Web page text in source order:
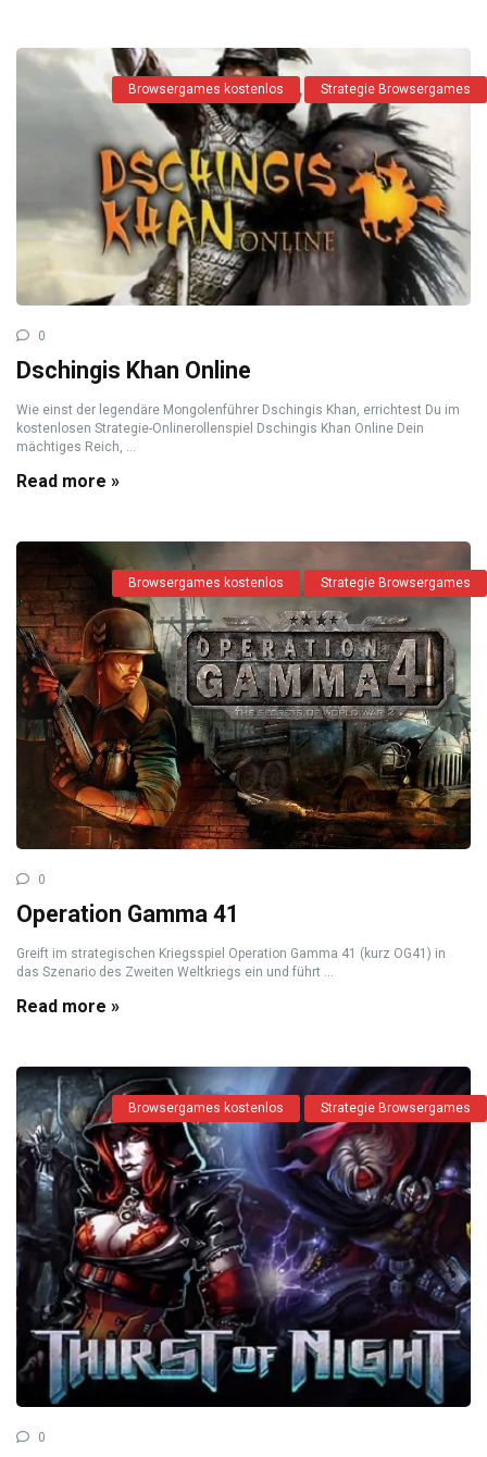
Browsergames kostenlos Strategie Browsergames
0
Dschingis Khan Online
Wie einst der legendäre Mongolenführer Dschingis Khan, errichtest Du im
kostenlosen Strategie-Onlinerollenspiel Dschingis Khan Online Dein
mächtiges Reich, ...
Read more »
Browsergames kostenlos Strategie Browsergames
0
Operation Gamma 41
Greift im strategischen Kriegsspiel Operation Gamma 41 (kurz OG41) in
das Szenario des Zweiten Weltkriegs ein und führt ...
Read more »
Browsergames kostenlos Strategie Browsergames
0